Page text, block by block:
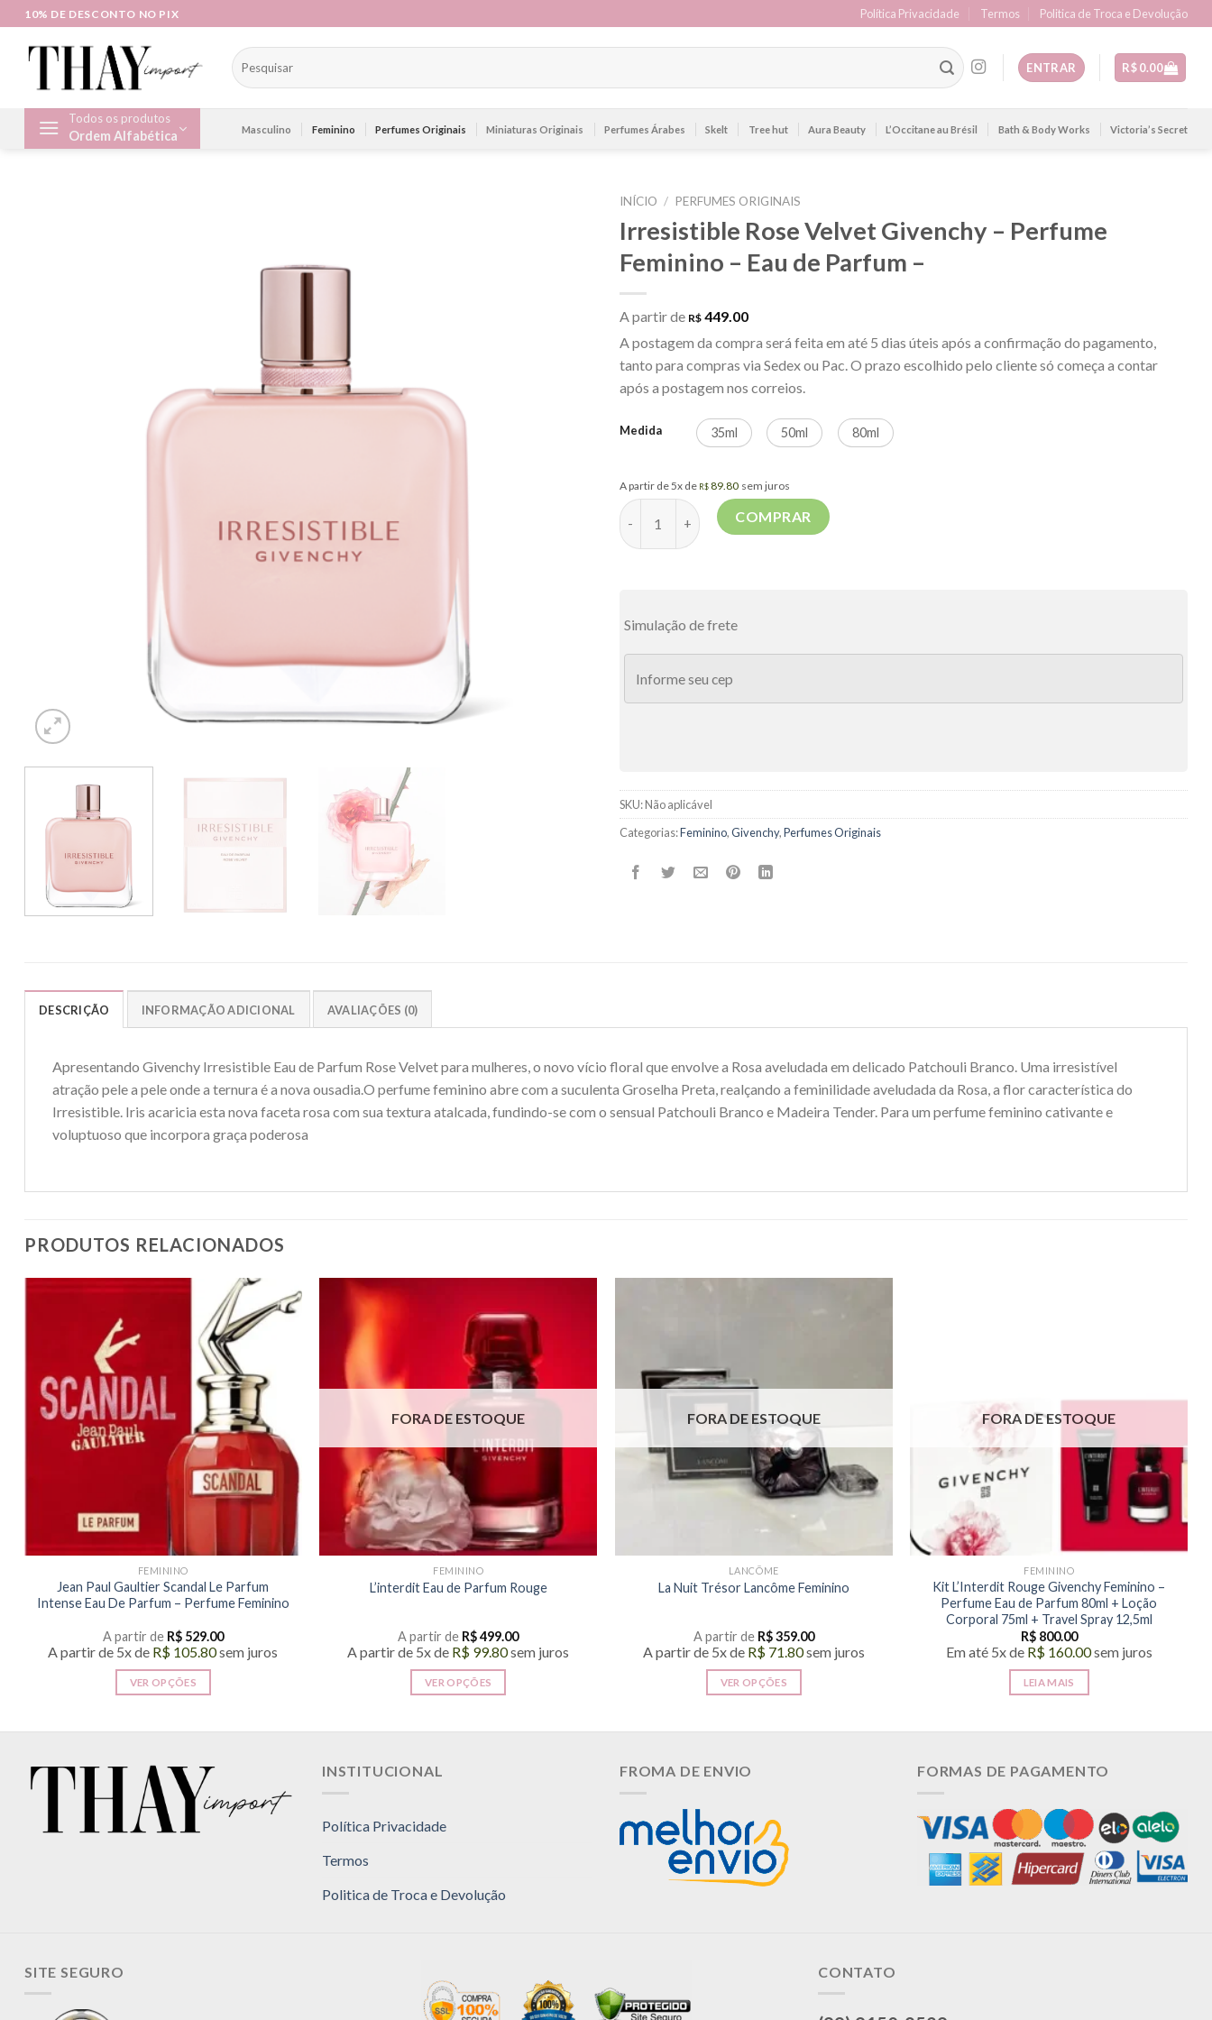
Skip
to
content
10% DE DESCONTO NO PIX Política Privacidade Termos Politica de Troca e Devolução
Pesquisar
por:
ENTRAR R$0.00
Todos os produtos
Ordem Alfabética Masculino Feminino Perfumes Originais Miniaturas Originais Perfumes Árabes Skelt Tree hut Aura Beauty L’Occitane au Brésil Bath & Body Works Victoria’s Secret
INÍCIO / PERFUMES ORIGINAIS
Irresistible Rose Velvet Givenchy – Perfume
Feminino – Eau de Parfum –
A partir de R$ 449.00
A postagem da compra será feita em até 5 dias úteis após a confirmação do pagamento,
tanto para compras via Sedex ou Pac. O prazo escolhido pelo cliente só começa a contar
após a postagem nos correios.
Medida 35ml 50ml 80ml
A partir de 5x de R$89.80 sem juros
Irresistible Rose Velvet Givenchy – Perfume Feminino – Eau de Parfum – quantidade
COMPRAR
Simulação de frete
SKU:Não aplicável
Categorias:Feminino,Givenchy,Perfumes Originais
DESCRIÇÃO INFORMAÇÃO ADICIONAL AVALIAÇÕES (0)
Apresentando Givenchy Irresistible Eau de Parfum Rose Velvet para mulheres, o novo vício floral que envolve a Rosa aveludada em delicado Patchouli Branco. Uma irresistível
atração pele a pele onde a ternura é a nova ousadia.O perfume feminino abre com a suculenta Groselha Preta, realçando a feminilidade aveludada da Rosa, a flor característica do
Irresistible. Iris acaricia esta nova faceta rosa com sua textura atalcada, fundindo-se com o sensual Patchouli Branco e Madeira Tender. Para um perfume feminino cativante e
voluptuoso que incorpora graça poderosa
PRODUTOS RELACIONADOS
FEMININO
Jean Paul Gaultier Scandal Le Parfum
Intense Eau De Parfum – Perfume Feminino
A partir de R$529.00
A partir de 5x de R$ 105.80sem juros
VER OPÇÕES
várias
variantes.
As
opções
FORA DE ESTOQUE
FEMININO
L’interdit Eau de Parfum Rouge
A partir de R$499.00
A partir de 5x de R$ 99.80sem juros
VER OPÇÕES
escolhidas
FORA DE ESTOQUE
LANCÔME
La Nuit Trésor Lancôme Feminino
A partir de R$359.00
A partir de 5x de R$71.80sem juros
VER OPÇÕES
opções
podem
ser
escolhidas
FORA DE ESTOQUE
FEMININO
Kit L’Interdit Rouge Givenchy Feminino –
Perfume Eau de Parfum 80ml + Loção
Corporal 75ml + Travel Spray 12,5ml
R$800.00
Em até 5x de R$160.00sem juros
LEIA MAIS
INSTITUCIONAL
Política Privacidade
Termos
Politica de Troca e Devolução
FROMA DE ENVIO FORMAS DE PAGAMENTO
SITE SEGURO CONTATO